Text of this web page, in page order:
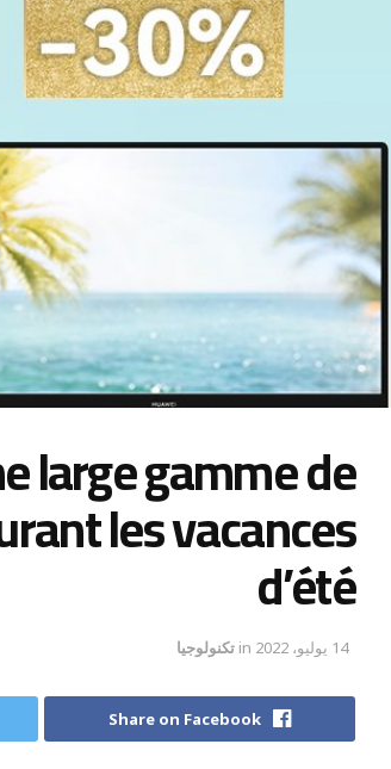
large gamme de
les vacances
d’été
14 يوليو، 2022 in تكنولوجيا
Share on Facebook